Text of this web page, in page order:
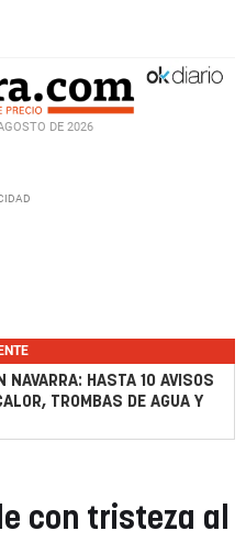
DE 2026
NAVARRA: HASTA 10 AVISOS
TROMBAS DE AGUA Y
con tristeza al